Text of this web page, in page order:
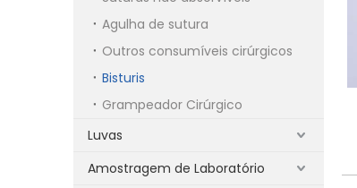
Agulha de sutura
Outros consumíveis cirúrgicos
Bisturis
Grampeador Cirúrgico
Luvas
Amostragem de Laboratório